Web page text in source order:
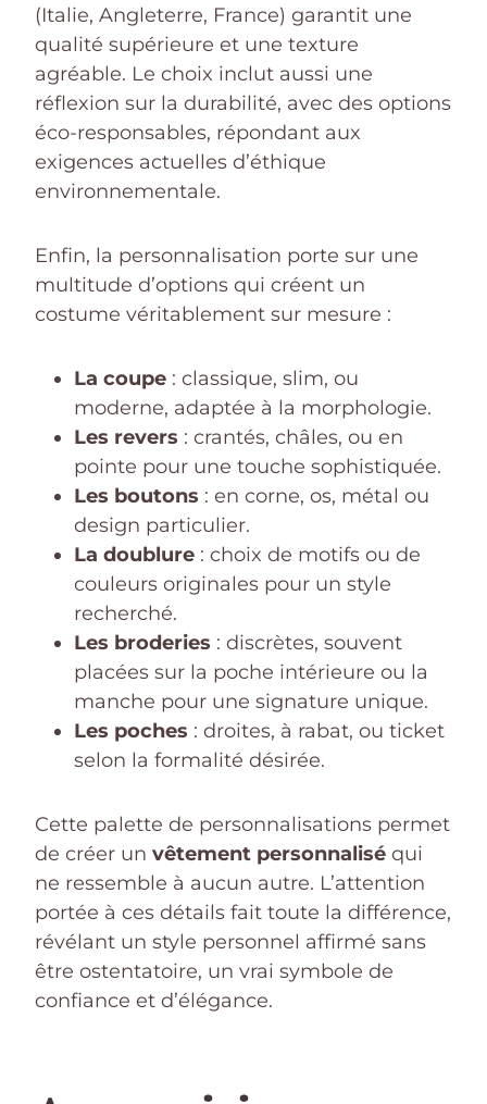
(Italie, Angleterre, France) garantit une
qualité supérieure et une texture
agréable. Le choix inclut aussi une
réflexion sur la durabilité, avec des options
éco-responsables, répondant aux
exigences actuelles d’éthique
environnementale.
Enfin, la personnalisation porte sur une
multitude d’options qui créent un
costume véritablement sur mesure :
La coupe : classique, slim, ou
moderne, adaptée à la morphologie.
Les revers : crantés, châles, ou en
pointe pour une touche sophistiquée.
Les boutons : en corne, os, métal ou
design particulier.
La doublure : choix de motifs ou de
couleurs originales pour un style
recherché.
Les broderies : discrètes, souvent
placées sur la poche intérieure ou la
manche pour une signature unique.
Les poches : droites, à rabat, ou ticket
selon la formalité désirée.
Cette palette de personnalisations permet
de créer un vêtement personnalisé qui
ne ressemble à aucun autre. L’attention
portée à ces détails fait toute la différence,
révélant un style personnel affirmé sans
être ostentatoire, un vrai symbole de
confiance et d’élégance.